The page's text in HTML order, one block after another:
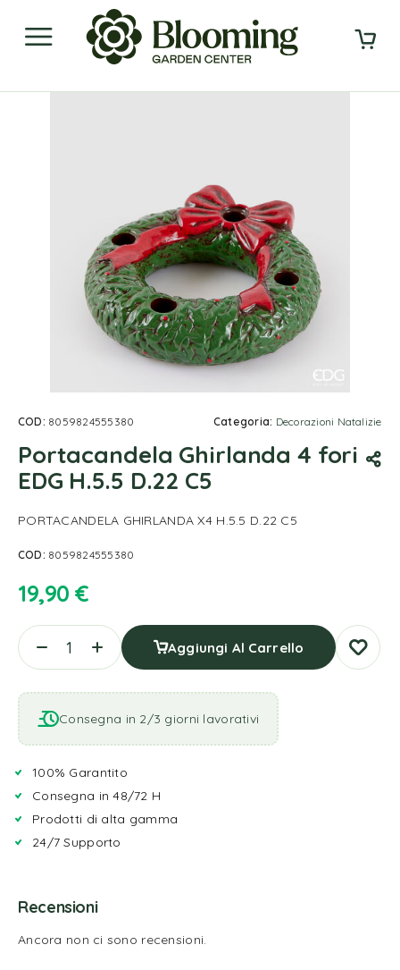
COD: 8059824555380 Categoria: Decorazioni Natalizie
Portacandela Ghirlanda 4 fori
EDG H.5.5 D.22 C5
PORTACANDELA GHIRLANDA X4 H.5.5 D.22 C5
COD: 8059824555380
19,90 €
Aggiungi Al Carrello
Consegna in 2/3 giorni lavorativi
100% Garantito
Consegna in 48/72 H
Prodotti di alta gamma
24/7 Supporto
Recensioni
Ancora non ci sono recensioni.